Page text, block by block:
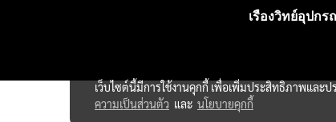
เรืองวิทย์อุปกร
เว็บไซต์นี้มีการใช้งานคุกกี้ เพื่อเพิ่มประสิทธิภาพและ
ความเป็นส่วนตัว และ นโยบายคุกกี้